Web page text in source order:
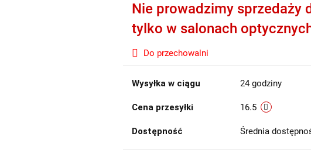
Nie prowadzimy sprzedaży
tylko w salonach
Do przechowalni
Wysyłka w ciągu 24 godziny
Cena przesyłki 16.5
Dostępność Średnia